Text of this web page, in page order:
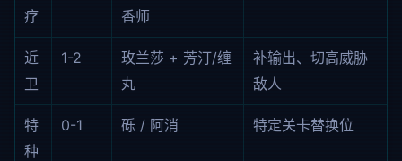
疗
香师
近
卫
1-2
玫兰莎 + 芳汀/缠
丸
补输出、切高威胁
敌人
特
种
0-1 砾 / 阿消 特定关卡替换位